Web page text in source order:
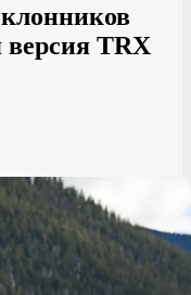
версия TRX